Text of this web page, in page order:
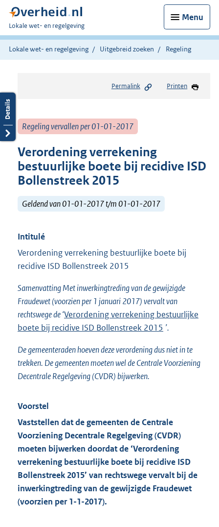
Menu
U
bent
hier:
Lokale wet- en regelgeving
Lokale wet- en regelgeving Uitgebreid zoeken Regeling
Permalink Printen
Regeling vervallen per 01-01-2017
Verordening verrekening
bestuurlijke boete bij recidive ISD
Bollenstreek 2015
Geldend van 01-01-2017 t/m 01-01-2017
Intitulé
Verordening verrekening bestuurlijke boete bij
recidive ISD Bollenstreek 2015
Samenvatting Met inwerkingtreding van de gewijzigde
Fraudewet (voorzien per 1 januari 2017) vervalt van
rechtswege de ‘Verordening verrekening bestuurlijke
boete bij recidive ISD Bollenstreek 2015 ’.
De gemeenteraden hoeven deze verordening dus niet in te
trekken. De gemeenten moeten wel de Centrale Voorziening
Decentrale Regelgeving (CVDR) bijwerken.
Voorstel
Vaststellen dat de gemeenten de Centrale
Voorziening Decentrale Regelgeving (CVDR)
moeten bijwerken doordat de ‘Verordening
verrekening bestuurlijke boete bij recidive ISD
Bollenstreek 2015’ van rechtswege vervalt bij de
inwerkingtreding van de gewijzigde Fraudewet
(voorzien per 1-1-2017).